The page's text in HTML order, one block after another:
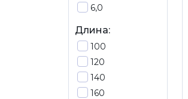
6,0
Длина:
100
120
140
160